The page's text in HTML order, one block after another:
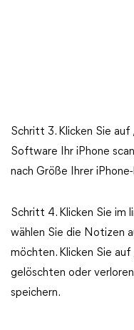
Schritt 3. Klicken Sie auf
Software Ihr iPhone
nach Größe Ihrer
Schritt 4. Klicken Sie im
wählen Sie die Notizen
möchten. Klicken Sie auf
gelöschten oder
speichern.